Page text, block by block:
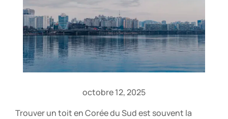
octobre 12, 2025
Trouver un toit en Corée du Sud est souvent la